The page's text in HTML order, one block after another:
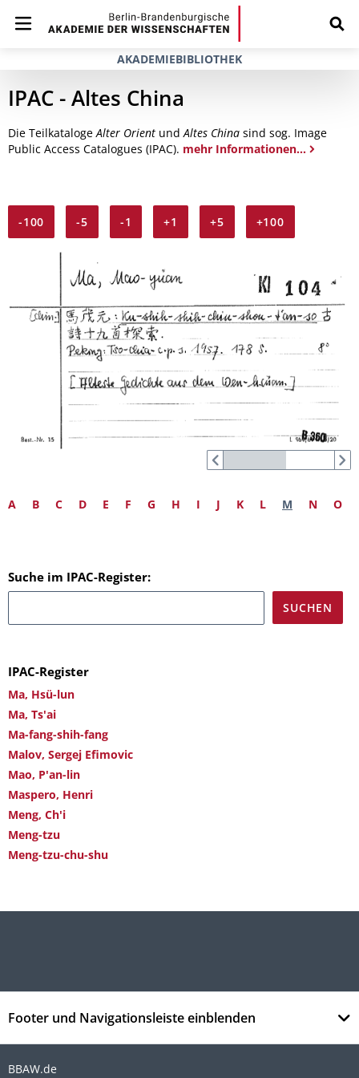
AKADEMIEBIBLIOTHEK
IPAC - Altes China
Die TeilkatalogeAlter Orient undAltes China sind sog. Image
Public Access Catalogues (IPAC). mehr Informationen...
-100 -5 -1 +1 +5 +100
A B C D E F G H I J K L M N O
Suche im IPAC-Register:
IPAC-Register
Ma, Hsü-lun
Ma, Ts'ai
Ma-fang-shih-fang
Malov, Sergej Efimovic
Mao, P'an-lin
Maspero, Henri
Meng, Ch'i
Meng-tzu
Meng-tzu-chu-shu
Footer und Navigationsleiste einblenden
BBAW.de